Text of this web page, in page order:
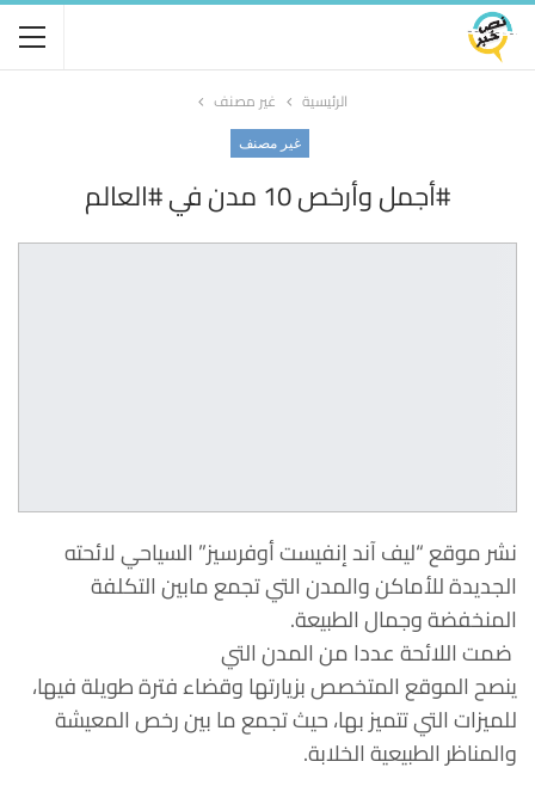
الرئيسية غير مصنف
غير مصنف
#أجمل وأرخص 10 مدن في #العالم
نشر موقع “ليف آند إنفيست أوفرسيز” السياحي لائحته
الجديدة للأماكن والمدن التي تجمع مابين التكلفة
المنخفضة وجمال الطبيعة.
ضمت اللائحة عددا من المدن التي
ينصح الموقع المتخصص بزيارتها وقضاء فترة طويلة فيها،
للميزات التي تتميز بها، حيث تجمع ما بين رخص المعيشة
والمناظر الطبيعية الخلابة.